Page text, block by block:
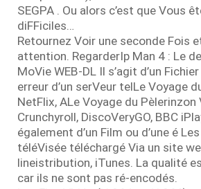
SEGPA . Ou alors c’est que Vous
diFFiciles…
Retournez Voir une seconde Fois
attention. RegarderIp Man 4 : Le
MoVie WEB-DL Il s’agit d’un
erreur d’un serVeur telLe Voyage
NetFlix, ALe Voyage du Pèlerinzon
Crunchyroll, DiscoVeryGO, BBC
également d’un Film ou d’une é
téléVisée téléchargé Via un site
lineistribution, iTunes. La qualité
car ils ne sont pas ré-encodés.